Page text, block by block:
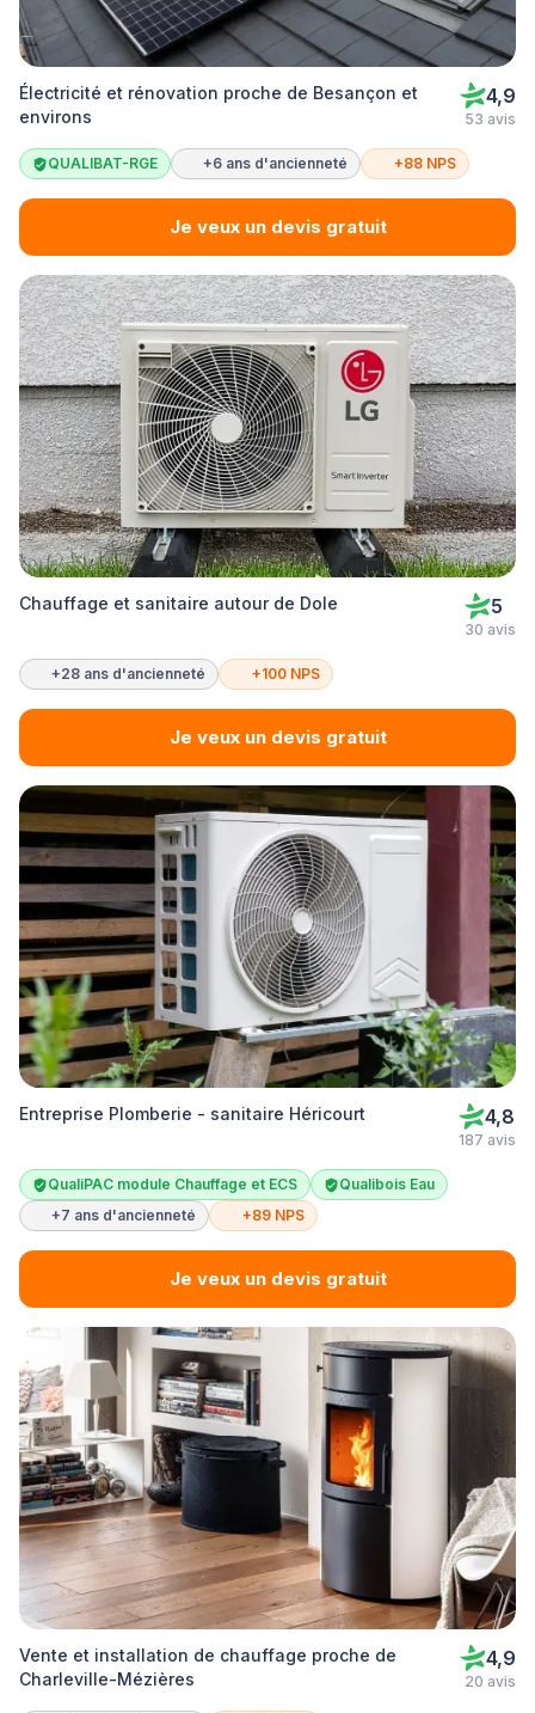
Électricité et rénovation proche de Besançon et
environs
4,9
53 avis
QUALIBAT-RGE +6 ans d'ancienneté +88 NPS
Je veux un devis gratuit
Chauffage et sanitaire autour de Dole 5
30 avis
+28 ans d'ancienneté +100 NPS
Je veux un devis gratuit
Entreprise Plomberie - sanitaire Héricourt 4,8
187 avis
QualiPAC module Chauffage et ECS
Qualibois Eau
+7 ans d'ancienneté
+89 NPS
Je veux un devis gratuit
Vente et installation de chauffage proche de
Charleville-Mézières
4,9
20 avis